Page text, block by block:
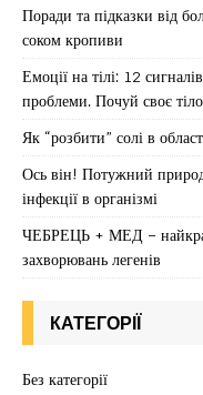
Поради та підказки від
соком кропиви
Емоції на тілі: 12
проблеми. Почуй своє
Як “розбити” солі в
Ось він! Потужний
інфекції в організмі
ЧЕБРЕЦЬ + МЕД –
захворювань легенів
КАТЕГОРІЇ
Без категорії